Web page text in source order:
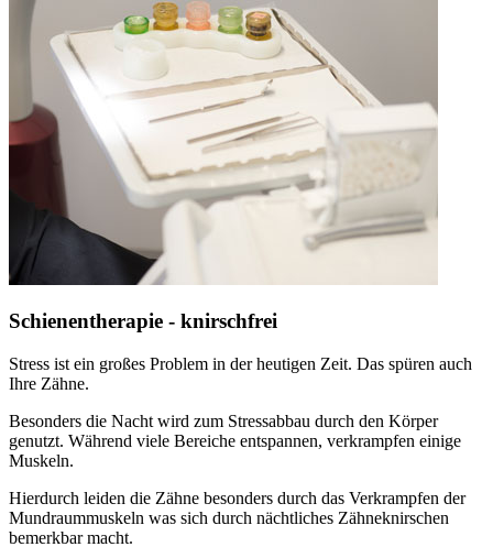
Schienentherapie - knirschfrei
Stress ist ein großes Problem in der heutigen Zeit. Das spüren auch
Ihre Zähne.
Besonders die Nacht wird zum Stressabbau durch den Körper
genutzt. Während viele Bereiche entspannen, verkrampfen einige
Muskeln.
Hierdurch leiden die Zähne besonders durch das Verkrampfen der
Mundraummuskeln was sich durch nächtliches Zähneknirschen
bemerkbar macht.